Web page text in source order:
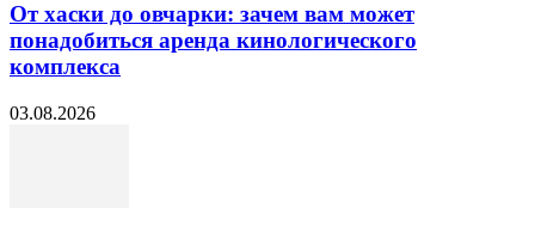
От хаски до овчарки: зачем вам может
понадобиться аренда кинологического
комплекса
03.08.2026